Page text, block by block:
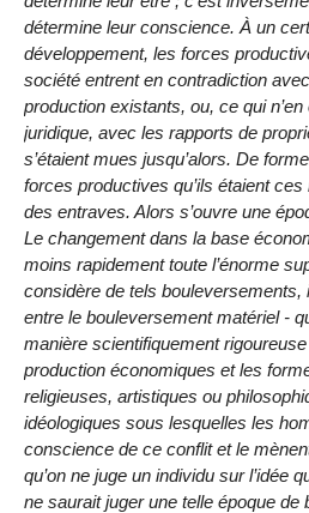
détermine leur conscience. À un
développement, les forces
société entrent en contradiction
production existants, ou, ce qui
juridique, avec les rapports de
s’étaient mues jusqu’alors. De
forces productives qu’ils étaient
des entraves. Alors s’ouvre une
Le changement dans la base
moins rapidement toute l’énorme
considère de tels bouleversements,
entre le bouleversement matériel -
manière scientifiquement
production économiques et les
religieuses, artistiques ou
idéologiques sous lesquelles les
conscience de ce conflit et le
qu’on ne juge un individu sur l’idée
ne saurait juger une telle époque